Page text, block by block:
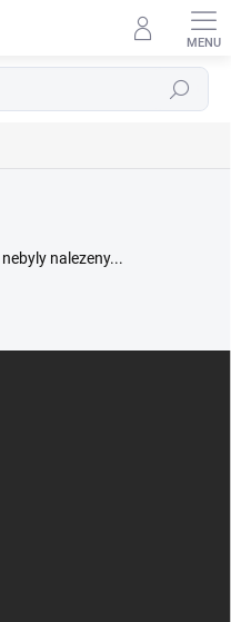
Hledat
nebyly nalezeny...